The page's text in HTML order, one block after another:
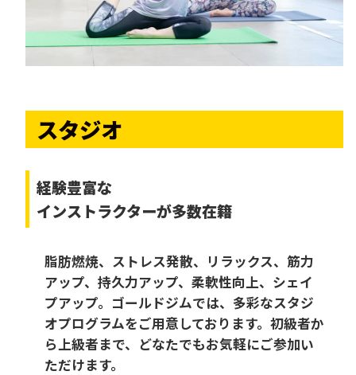
スタジオ
経験豊富な
インストラクターが多数在籍
脂肪燃焼、ストレス発散、リラックス、筋力
アップ、持久力アップ、柔軟性向上、シェイ
プアップ。ゴールドジムでは、多彩なスタジ
オプログラムをご用意しております。初級者か
ら上級者まで、どなたでもお気軽にご参加い
ただけます。